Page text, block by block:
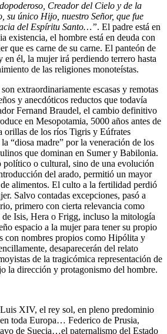
Creador del Cielo y de la
su único Hijo, nuestro Señor, que fue
del Espíritu Santo…”. El padre está en
existencia, el hombre está en deuda con
que es carne de su carne. El panteón de
en él, la mujer irá perdiendo terrero hasta
de las religiones monoteístas.
extraordinariamente escasas y remotas
y anecdóticos reductos que todavía
Fernand Braudel, el cambio definitivo
en Mesopotamia, 5000 años antes de
orillas de los ríos Tigris y Eúfrates
“diosa madre” por la veneración de los
que dominan en Sumer y Babilonia.
político o cultural, sino de una evolución
del arado, permitió un mayor
alimentos. El culto a la fertilidad perdió
Salvo contadas excepciones, pasó a
primero con cierta relevancia como
de Isis, Hera o Frigg, incluso la mitología
espacio a la mujer para tener su propio
con nombres propios como Hipólita y
desaparecerán del relato
de la tragicómica representación de
la dirección y protagonismo del hombre.
XIV, el rey sol, en pleno predominio
toda Europa… Federico de Prusia,
de Suecia…el paternalismo del Estado